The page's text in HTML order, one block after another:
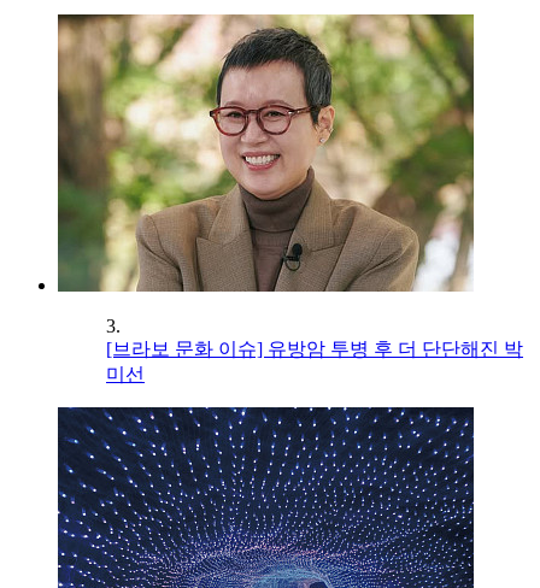
3.
[브라보 문화 이슈] 유방암 투병 후 더 단단해진 박
미선